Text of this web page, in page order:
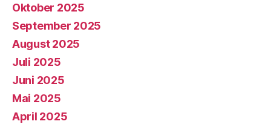
Oktober 2025
September 2025
August 2025
Juli 2025
Juni 2025
Mai 2025
April 2025